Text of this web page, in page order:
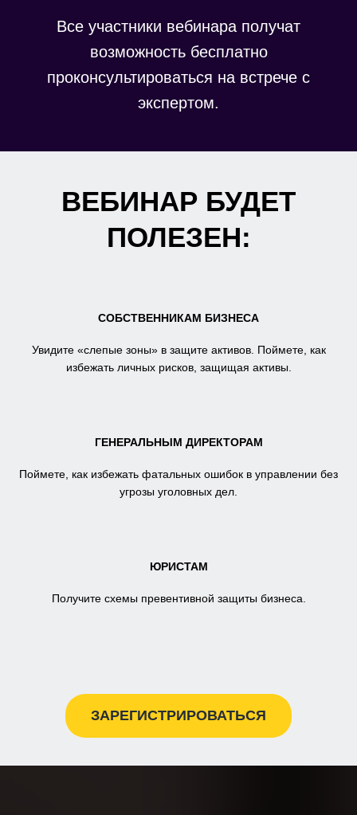
Все участники вебинара получат
возможность бесплатно
проконсультироваться на встрече с
экспертом.
ВЕБИНАР БУДЕТ
ПОЛЕЗЕН:
СОБСТВЕННИКАМ БИЗНЕСА
Увидите «слепые зоны» в защите активов. Поймете, как
избежать личных рисков, защищая активы.
ГЕНЕРАЛЬНЫМ ДИРЕКТОРАМ
Поймете, как избежать фатальных ошибок в управлении без
угрозы уголовных дел.
ЮРИСТАМ
Получите схемы превентивной защиты бизнеса.
ЗАРЕГИСТРИРОВАТЬСЯ